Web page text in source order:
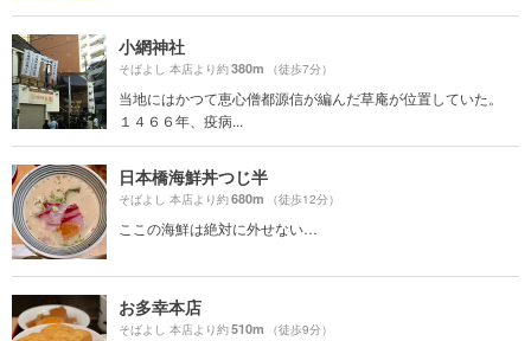
小網神社
そばよし 本店より約380m （徒歩7分）
当地にはかつて恵心僧都源信が編んだ草庵が位置していた。
１４６６年、疫病...
日本橋海鮮丼つじ半
そばよし 本店より約680m （徒歩12分）
ここの海鮮は絶対に外せない…
お多幸本店
そばよし 本店より約510m （徒歩9分）